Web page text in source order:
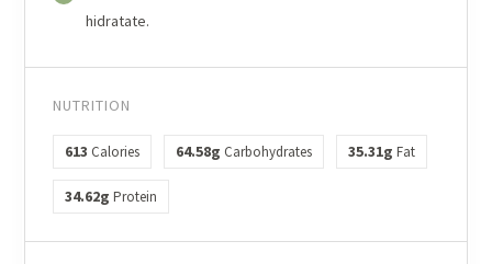
hidratate.
NUTRITION
613 Calories 64.58g Carbohydrates 35.31g Fat
34.62g Protein